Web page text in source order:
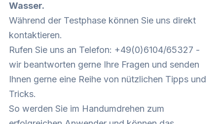
Wasser.
Während der Testphase können Sie uns direkt
kontaktieren.
Rufen Sie uns an Telefon: +49(0)6104/65327 -
wir beantworten gerne Ihre Fragen und senden
Ihnen gerne eine Reihe von nützlichen Tipps und
Tricks.
So werden Sie im Handumdrehen zum